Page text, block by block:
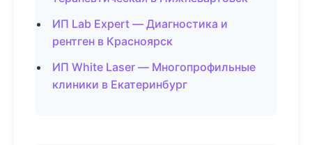
ИП Lab Expert — Диагностика и
рентген в Красноярск
ИП White Laser — Многопрофильные
клиники в Екатеринбург